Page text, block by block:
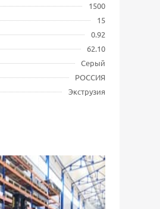
1500
15
0.92
62.10
Серый
РОССИЯ
Экструзия